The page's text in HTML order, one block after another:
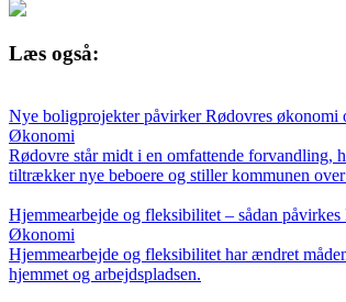
Læs også:
Nye boligprojekter påvirker Rødovres økonomi
Økonomi
Rødovre står midt i en omfattende forvandling,
tiltrækker nye beboere og stiller kommunen
Hjemmearbejde og fleksibilitet – sådan
Økonomi
Hjemmearbejde og fleksibilitet har ændret
hjemmet og arbejdspladsen.